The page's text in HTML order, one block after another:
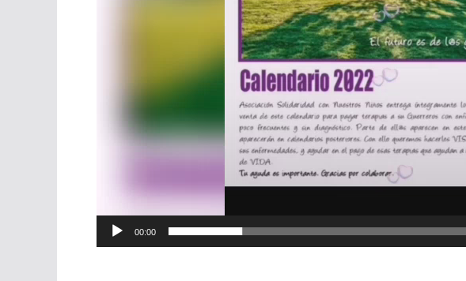
00:00